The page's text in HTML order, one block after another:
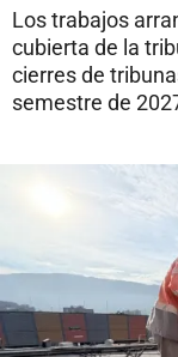
Los trabajos
cubierta de la
cierres de
semestre de